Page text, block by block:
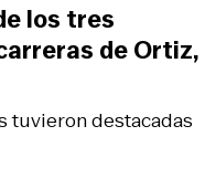
tuvieron destacadas
los tres
de Ortiz,